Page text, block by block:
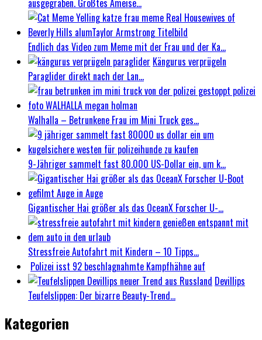
ausgegraben. Größtes Ameise...
Endlich das Video zum Meme mit der Frau und der Ka...
Kängurus verprügeln
Paraglider direkt nach der Lan...
Walhalla – Betrunkene Frau im Mini Truck ges...
9-Jähriger sammelt fast 80.000 US-Dollar ein, um k...
Gigantischer Hai größer als das OceanX Forscher U-...
Stressfreie Autofahrt mit Kindern – 10 Tipps...
Polizei isst 92 beschlagnahmte Kampfhähne auf
Devillips
Teufelslippen: Der bizarre Beauty-Trend...
Kategorien